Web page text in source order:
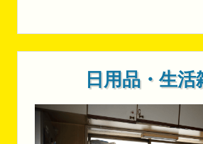
日用品・生活